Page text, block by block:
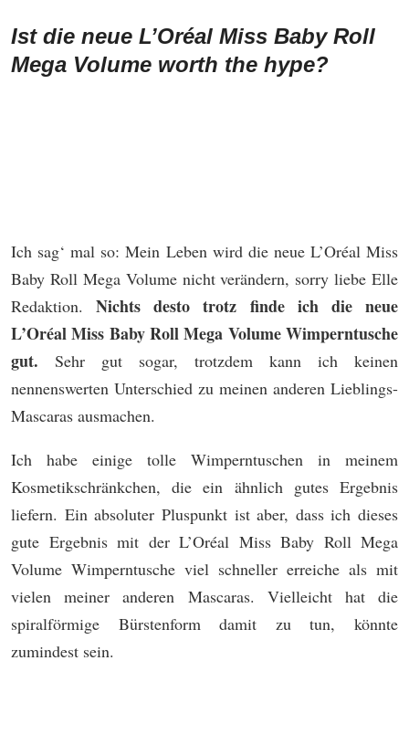
Ist die neue L’Oréal Miss Baby Roll
Mega Volume worth the hype?
Ich sag‘ mal so: Mein Leben wird die neue L’Oréal Miss
Baby Roll Mega Volume nicht verändern, sorry liebe Elle
Redaktion.
Nichts desto trotz finde ich die neue
L’Oréal Miss Baby Roll Mega Volume Wimperntusche
gut. Sehr gut sogar, trotzdem kann ich keinen
nennenswerten Unterschied zu meinen anderen Lieblings-
Mascaras ausmachen.
Ich habe einige tolle Wimperntuschen in meinem
Kosmetikschränkchen, die ein ähnlich gutes Ergebnis
liefern. Ein absoluter Pluspunkt ist aber, dass ich dieses
gute Ergebnis mit der L’Oréal Miss Baby Roll Mega
Volume Wimperntusche viel schneller erreiche als mit
vielen meiner anderen Mascaras. Vielleicht hat die
spiralförmige Bürstenform damit zu tun, könnte
zumindest sein.